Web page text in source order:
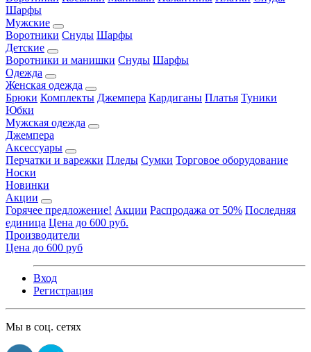
Шарфы
Мужские
Воротники Снуды Шарфы
Детские
Воротники и манишки Снуды Шарфы
Одежда
Женская одежда
Брюки Комплекты Джемпера Кардиганы Платья Туники
Юбки
Мужская одежда
Джемпера
Аксессуары
Перчатки и варежки Пледы Сумки Торговое оборудование
Носки
Новинки
Акции
Горячее предложение! Акции Распродажа от 50% Последняя
единица Цена до 600 руб.
Производители
Цена до 600 руб
Вход
Регистрация
Мы в соц. сетях